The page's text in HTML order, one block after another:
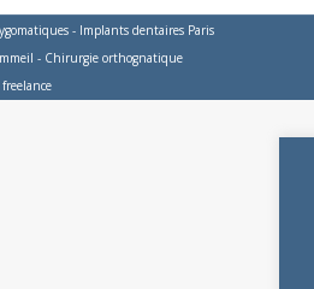
- Implants dentaires Paris
- Chirurgie orthognatique